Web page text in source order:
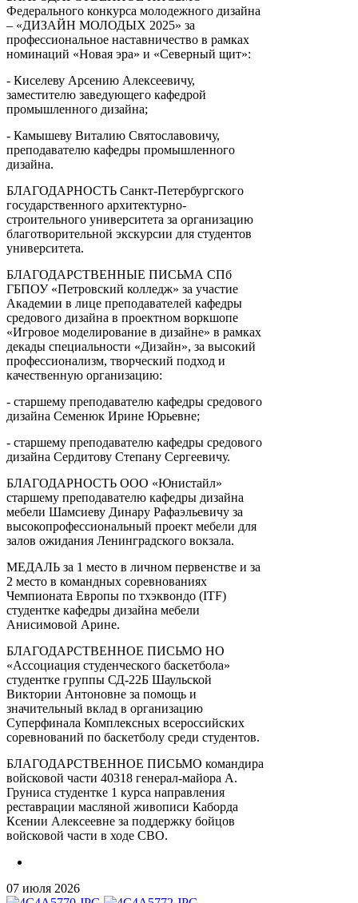
Федерального конкурса молодежного дизайна
– «ДИЗАЙН МОЛОДЫХ 2025» за
профессиональное наставничество в рамках
номинаций «Новая эра» и «Северный щит»:
- Киселеву Арсению Алексеевичу,
заместителю заведующего кафедрой
промышленного дизайна;
- Камышеву Виталию Святославовичу,
преподавателю кафедры промышленного
дизайна.
БЛАГОДАРНОСТЬ Санкт-Петербургского
государственного архитектурно-
строительного университета за организацию
благотворительной экскурсии для студентов
университета.
БЛАГОДАРСТВЕННЫЕ ПИСЬМА СПб
ГБПОУ «Петровский колледж» за участие
Академии в лице преподавателей кафедры
средового дизайна в проектном воркшопе
«Игровое моделирование в дизайне» в рамках
декады специальности «Дизайн», за высокий
профессионализм, творческий подход и
качественную организацию:
- старшему преподавателю кафедры средового
дизайна Семенюк Ирине Юрьевне;
- старшему преподавателю кафедры средового
дизайна Сердитову Степану Сергеевичу.
БЛАГОДАРНОСТЬ ООО «Юнистайл»
старшему преподавателю кафедры дизайна
мебели Шамсиеву Динару Рафаэльевичу за
высокопрофессиональный проект мебели для
залов ожидания Ленинградского вокзала.
МЕДАЛЬ за 1 место в личном первенстве и за
2 место в командных соревнованиях
Чемпионата Европы по тхэквондо (ITF)
студентке кафедры дизайна мебели
Анисимовой Арине.
БЛАГОДАРСТВЕННОЕ ПИСЬМО НО
«Ассоциация студенческого баскетбола»
студентке группы СД-22Б Шаульской
Виктории Антоновне за помощь и
значительный вклад в организацию
Суперфинала Комплексных всероссийских
соревнований по баскетболу среди студентов.
БЛАГОДАРСТВЕННОЕ ПИСЬМО командира
войсковой части 40318 генерал-майора А.
Груниса студентке 1 курса направления
реставрации масляной живописи Каборда
Ксении Алексеевне за поддержку бойцов
войсковой части в ходе СВО.
07 июля 2026